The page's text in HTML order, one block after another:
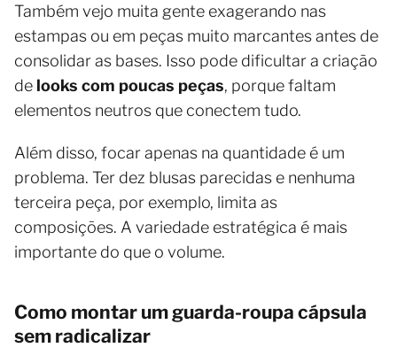
Também vejo muita gente exagerando nas
estampas ou em peças muito marcantes antes de
consolidar as bases. Isso pode dificultar a criação
de looks com poucas peças, porque faltam
elementos neutros que conectem tudo.
Além disso, focar apenas na quantidade é um
problema. Ter dez blusas parecidas e nenhuma
terceira peça, por exemplo, limita as
composições. A variedade estratégica é mais
importante do que o volume.
Como montar um guarda-roupa cápsula
sem radicalizar